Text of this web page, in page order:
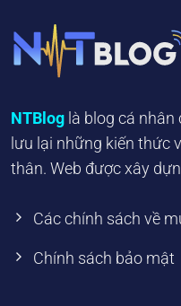
NTBlog là blog cá nhân
lưu lại những kiến thức
thân. Web được xây
Các chính sách về
Chính sách bảo mật